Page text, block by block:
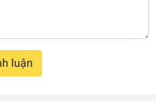
luận